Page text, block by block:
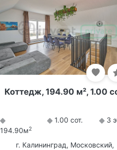
Коттедж, 194.90 м², 1.00
194.90м2
1.00 сот. 3
г. Калининград, Московский,